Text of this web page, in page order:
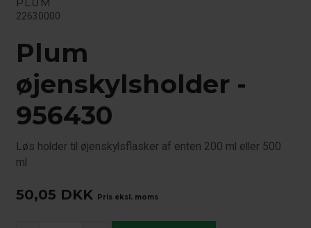
22630000
Plum
øjenskylsholder -
956430
Løs holder til øjenskylsflasker af enten 200 ml eller 500
ml
50,05 DKK Pris eksl. moms